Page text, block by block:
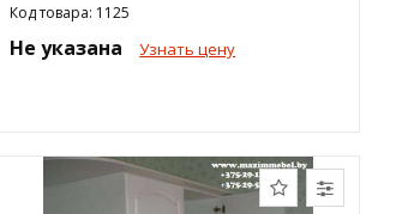
Код товара: 1125
Не указана Узнать цену